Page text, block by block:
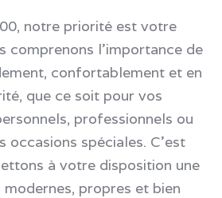
notre priorité est votre
comprenons l'importance de
confortablement et en
que ce soit pour vos
professionnels ou
occasions spéciales. C'est
à votre disposition une
propres et bien